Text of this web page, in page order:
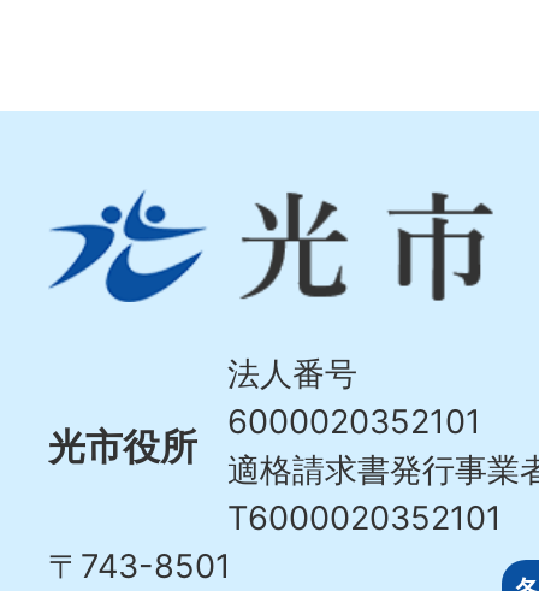
市
Hikari
光市役所
法人番号
6000020352101
適格請求書発行事業
T6000020352101
〒743-8501